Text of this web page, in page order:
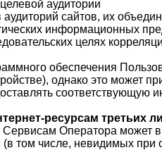
аудитории
сайтов, их
информационных
целях
обеспечения
однако это может
ресурсам третьих
Сервисам Оператора может
(в том числе, невидимых